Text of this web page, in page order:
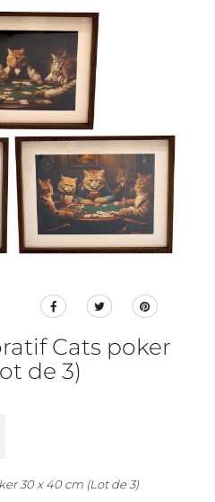
Cats poker
de 3)
30 x 40 cm (Lot de 3)